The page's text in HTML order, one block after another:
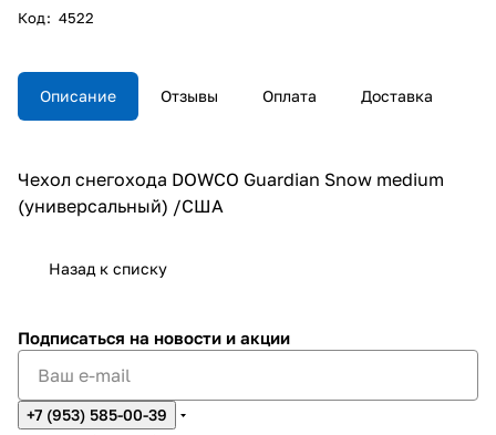
Код: 4522
Описание Отзывы Оплата Доставка
Чехол снегохода DOWCO Guardian Snow medium
(универсальный) /США
Назад к списку
Подписаться на новости и акции
+7 (953) 585-00-39